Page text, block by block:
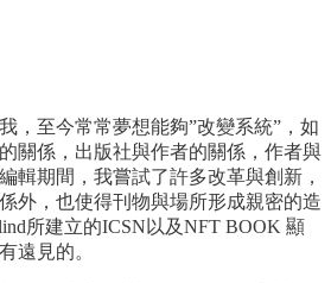
，至今常常夢想能夠”改變系統”，如
關係，出版社與作者的關係，作者與
輯期間，我嘗試了許多改革與創新，
外，也使得刊物與場所形成親密的造
所建立的ICSN以及NFT BOOK 顯
遠見的。